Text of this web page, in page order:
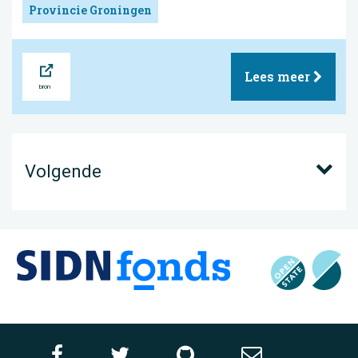
Provincie Groningen
Lees meer
Volgende